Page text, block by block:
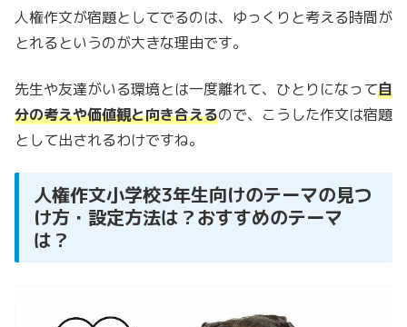
人権作文が宿題としてでるのは、ゆっくりと考える時間が
とれるというのが大きな理由です。
先生や友達がいる環境とは一度離れて、ひとりになって自
分の考えや価値観と向き合えるので、こうした作文は宿題
として出されるわけですね。
人権作文小学校3年生向けのテーマの見つ
け方・設定方法は？おすすめのテーマ
は？